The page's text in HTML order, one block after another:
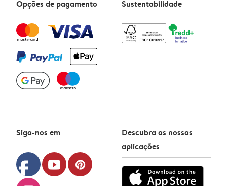
Opções de pagamento Sustentabilidade
Siga-nos em
facebook youtube pinterest
Descubra as nossas
aplicações